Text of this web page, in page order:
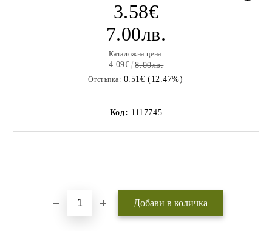
3.58€
7.00лв.
Каталожна цена:
4.09€ 8.00лв.
Отстъпка: 0.51€ (12.47%)
Код: 1117745